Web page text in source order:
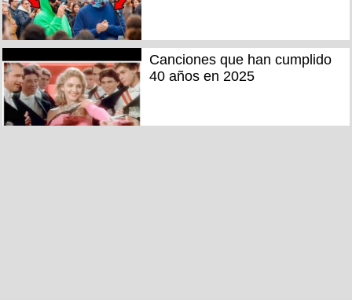
Canciones que han cumplido
40 años en 2025